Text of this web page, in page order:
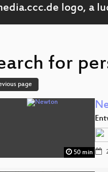
for
page
50 min